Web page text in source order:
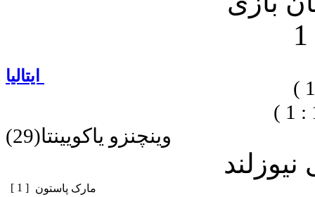
1
1 )
1 )
وینچنزو یاکویینتا(29)
[ 1 ] مارک پاستون